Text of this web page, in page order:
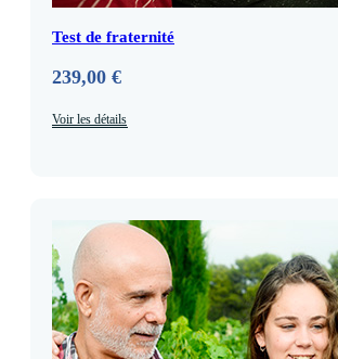
Test de fraternité
239,00 €
Voir les détails